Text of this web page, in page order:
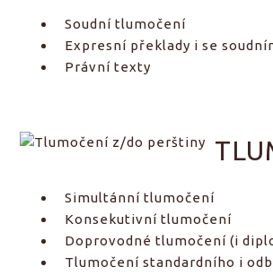
Soudní tlumočení
Expresní překlady i se
Právní texty
Simultánní tlumočení
Konsekutivní tlumočení
Doprovodné tlumočení (i
Tlumočení standardního i